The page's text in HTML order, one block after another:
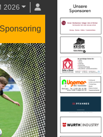
2026
Sponsoring